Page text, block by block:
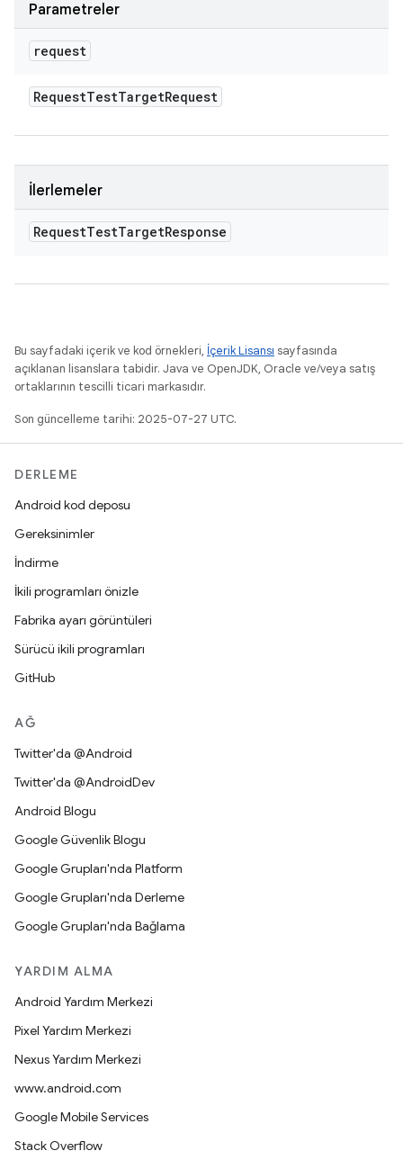
Parametreler
request
RequestTestTargetRequest
İlerlemeler
RequestTestTargetResponse
Bu sayfadaki içerik ve kod örnekleri, İçerik Lisansı sayfasında
açıklanan lisanslara tabidir. Java ve OpenJDK, Oracle ve/veya satış
ortaklarının tescilli ticari markasıdır.
Son güncelleme tarihi: 2025-07-27 UTC.
DERLEME
Android kod deposu
Gereksinimler
İndirme
İkili programları önizle
Fabrika ayarı görüntüleri
Sürücü ikili programları
GitHub
AĞ
Twitter'da @Android
Twitter'da @AndroidDev
Android Blogu
Google Güvenlik Blogu
Google Grupları'nda Platform
Google Grupları'nda Derleme
Google Grupları'nda Bağlama
YARDIM ALMA
Android Yardım Merkezi
Pixel Yardım Merkezi
Nexus Yardım Merkezi
www.android.com
Google Mobile Services
Stack Overflow